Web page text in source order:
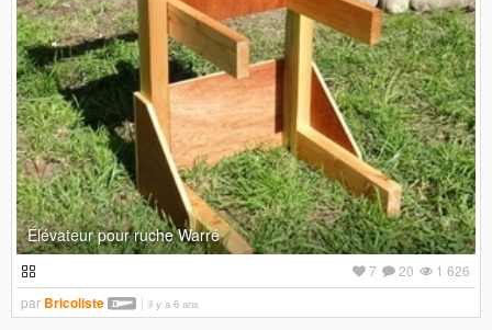
Élévateur pour ruche Warré
1 626
20
7
par Bricoliste il y a 6 ans